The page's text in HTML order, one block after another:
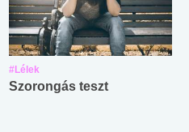
#Lélek
Szorongás teszt